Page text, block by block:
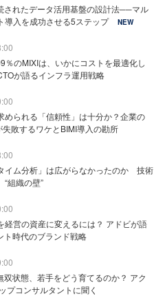
されたデータ活用基盤の設計法──マル
導入を成功させる5ステップ
NEW
％のMIXIは、いかにコストを最適化し
が語るインフラ運用戦略
められる「信頼性」は十分か？企業の
敗するワケとBIMI導入の勘所
イム分析」は広がらなかったのか 技術
“組織の壁”
経営の資産に変えるには？ アドビが語
ト時代のブランド戦略
双状態、若手をどう育てるのか？ アク
プコンサルタントに聞く